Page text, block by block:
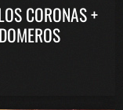
CORONAS +